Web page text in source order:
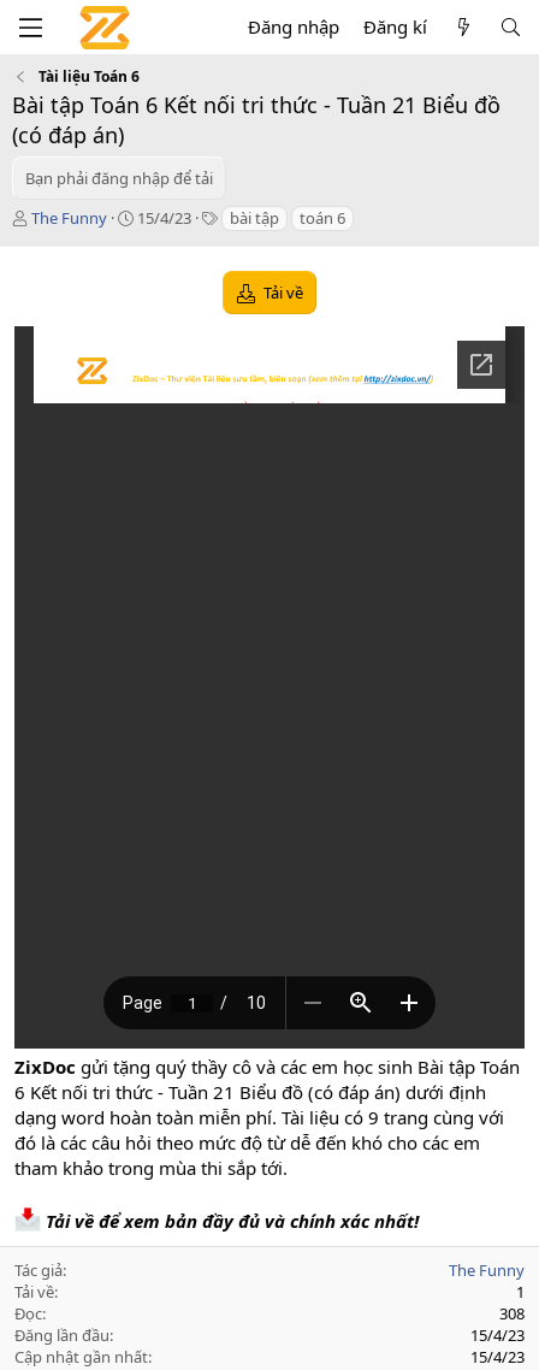
Đăng nhập Đăng kí
Tài liệu Toán 6
Bài tập Toán 6 Kết nối tri thức - Tuần 21 Biểu đồ
(có đáp án)
Bạn phải đăng nhập để tải
T
ả
The Funny
C15/4/23
T
s
bài tập toán 6
Tải về
ZixDoc gửi tặng quý thầy cô và các em học sinh Bài tập Toán
6 Kết nối tri thức - Tuần 21 Biểu đồ (có đáp án) dưới định
dạng word hoàn toàn miễn phí. Tài liệu có 9 trang cùng với
đó là các câu hỏi theo mức độ từ dễ đến khó cho các em
tham khảo trong mùa thi sắp tới.
Tải về để xem bản đầy đủ và chính xác nhất!
Tác giả
The Funny
Tải về
1
Đọc
308
Đăng lần đầu
15/4/23
Cập nhật gần nhất
15/4/23